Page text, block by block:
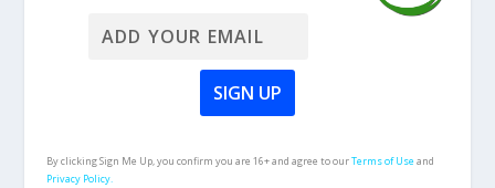
By clicking Sign Me Up, you confirm you are 16+ and agree to ourTerms of Useand
Privacy Policy.